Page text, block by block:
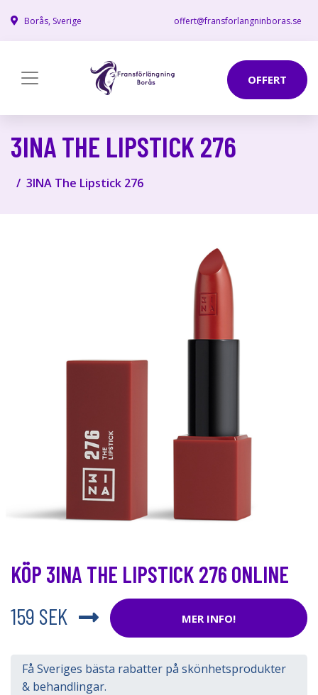
Borås, Sverige offert@fransforlangninboras.se
OFFERT
3INA THE LIPSTICK 276
3INA The Lipstick 276
KÖP 3INA THE LIPSTICK 276 ONLINE
159 SEK
MER INFO!
Få Sveriges bästa rabatter på skönhetsprodukter
& behandlingar.